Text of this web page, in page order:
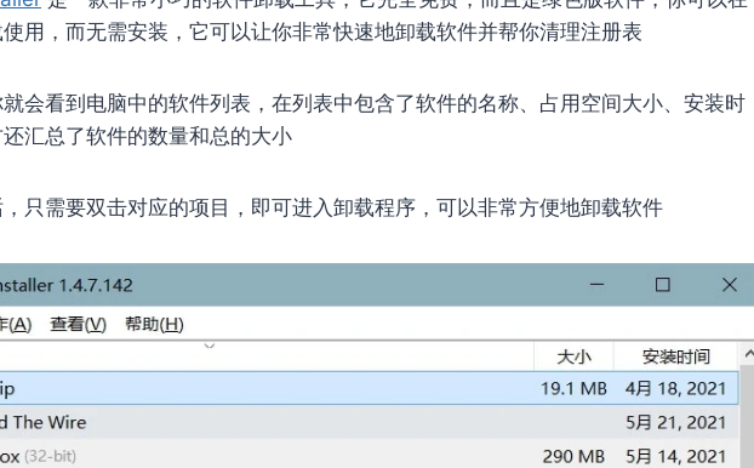
用，而无需安装，它可以让你非常快速地卸载软件并帮你清理注册表
会看到电脑中的软件列表，在列表中包含了软件的名称、占用空间大小、安装时
汇总了软件的数量和总的大小
只需要双击对应的项目，即可进入卸载程序，可以非常方便地卸载软件